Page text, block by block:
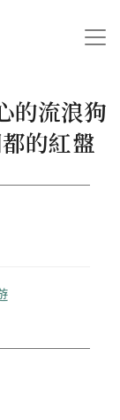
的流浪狗
的紅盤
聯盟執行